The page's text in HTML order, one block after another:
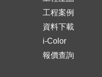
工程案例
資料下載
i-Color
報價查詢